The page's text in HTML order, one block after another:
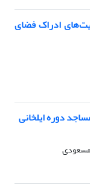
ادراک فضای
دوره ایلخانی